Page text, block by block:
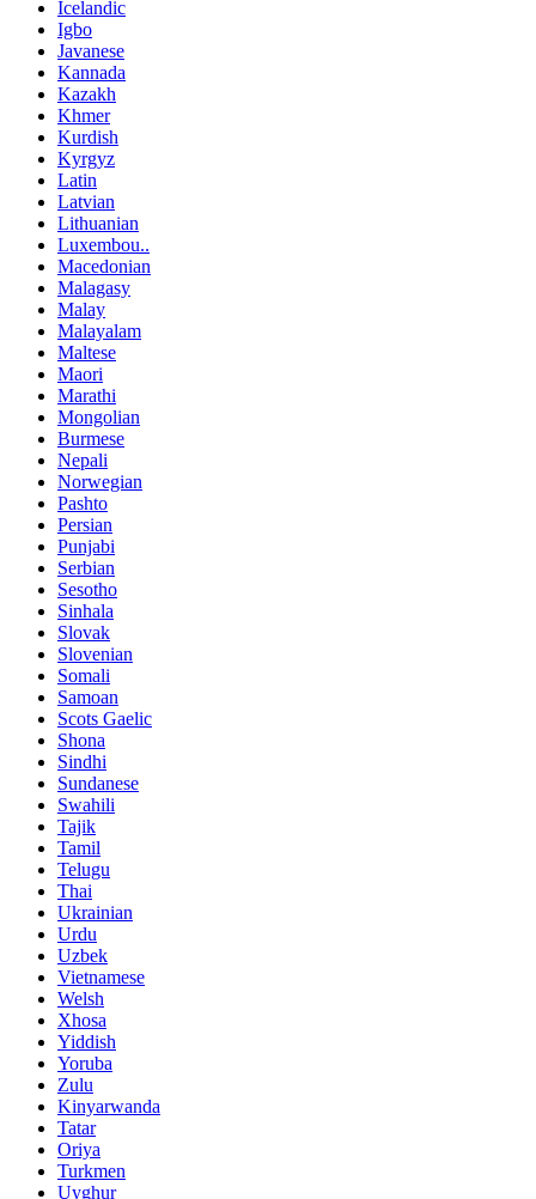
Icelandic
Igbo
Javanese
Kannada
Kazakh
Khmer
Kurdish
Kyrgyz
Latin
Latvian
Lithuanian
Luxembou..
Macedonian
Malagasy
Malay
Malayalam
Maltese
Maori
Marathi
Mongolian
Burmese
Nepali
Norwegian
Pashto
Persian
Punjabi
Serbian
Sesotho
Sinhala
Slovak
Slovenian
Somali
Samoan
Scots Gaelic
Shona
Sindhi
Sundanese
Swahili
Tajik
Tamil
Telugu
Thai
Ukrainian
Urdu
Uzbek
Vietnamese
Welsh
Xhosa
Yiddish
Yoruba
Zulu
Kinyarwanda
Tatar
Oriya
Turkmen
Uyghur